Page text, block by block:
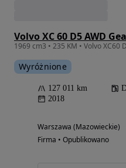
Volvo XC 60 D5 AWD
Wyróżnione
127 011 km
2018
Warszawa (Mazowieckie)
Firma • Opublikowano